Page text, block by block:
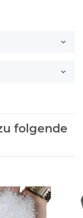
folgende